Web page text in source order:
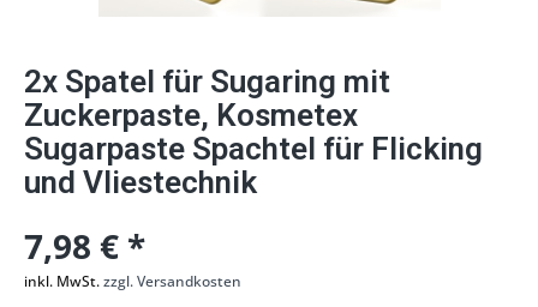
2x Spatel für Sugaring mit
Zuckerpaste, Kosmetex
Sugarpaste Spachtel für Flicking
und Vliestechnik
7,98 € *
inkl. MwSt.zzgl. Versandkosten